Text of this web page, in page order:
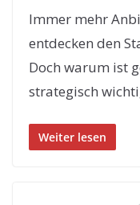
Immer mehr
entdecken den
Doch warum ist
strategisch
Weiter lesen